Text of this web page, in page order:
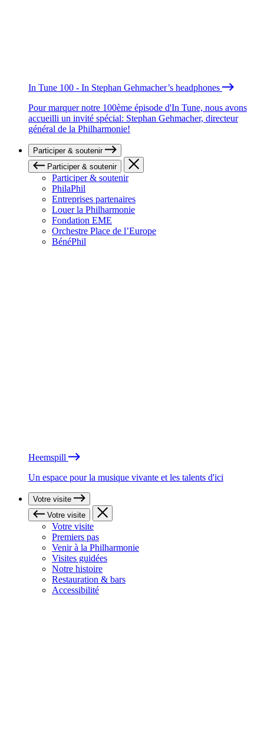
In Tune 100 - In Stephan Gehmacher’s headphones
Pour marquer notre 100ème épisode d'In Tune, nous avons
accueilli un invité spécial: Stephan Gehmacher, directeur
général de la Philharmonie!
Participer & soutenir
Participer & soutenir
Participer & soutenir
PhilaPhil
Entreprises partenaires
Louer la Philharmonie
Fondation EME
Orchestre Place de l’Europe
BénéPhil
Heemspill
Un espace pour la musique vivante et les talents d'ici
Votre visite
Votre visite
Votre visite
Premiers pas
Venir à la Philharmonie
Visites guidées
Notre histoire
Restauration & bars
Accessibilité